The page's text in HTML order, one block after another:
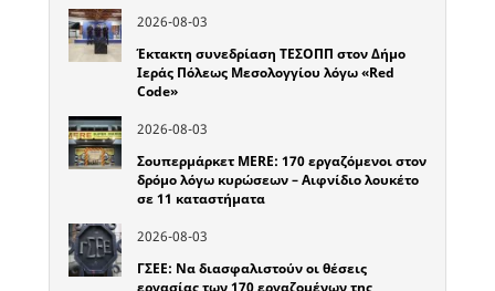
2026-08-03
Έκτακτη συνεδρίαση ΤΕΣΟΠΠ στον Δήμο
Ιεράς Πόλεως Μεσολογγίου λόγω «Red
Code»
2026-08-03
Σουπερμάρκετ MERE: 170 εργαζόμενοι στον
δρόμο λόγω κυρώσεων – Αιφνίδιο λουκέτο
σε 11 καταστήματα
2026-08-03
ΓΣΕΕ: Να διασφαλιστούν οι θέσεις
εργασίας των 170 εργαζομένων της